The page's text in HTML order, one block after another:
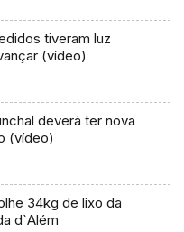
tiveram luz
(vídeo)
deverá ter nova
(vídeo)
34kg de lixo da
d`Além